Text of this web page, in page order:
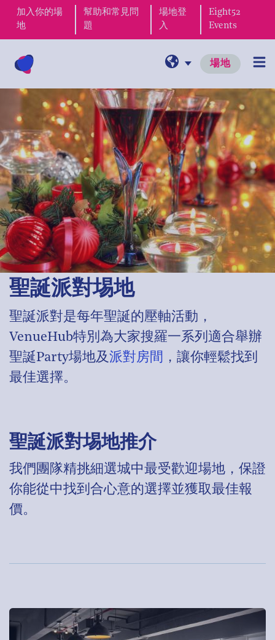
加入你的場
地
幫助和常見問
題
場地登
入
Eight52
Events
場地
聖誕派對埸地
聖誕派對是每年聖誕的壓軸活動，
VenueHub特別為大家搜羅一系列適合舉辦
聖誕Party場地及派對房間 ，讓你輕鬆找到
最佳選擇。
聖誕派對埸地推介
我們團隊精挑細選城中最受歡迎場地，保證
你能從中找到合心意的選擇並獲取最佳報
價。